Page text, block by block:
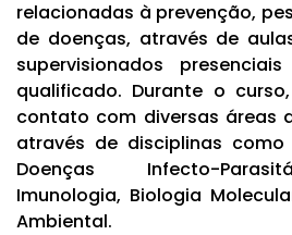
relacionadas à prevenção,
de doenças, através de
supervisionados
qualificado. Durante o
contato com diversas áreas
através de disciplinas como
Doenças Infecto-
Imunologia, Biologia
Ambiental.